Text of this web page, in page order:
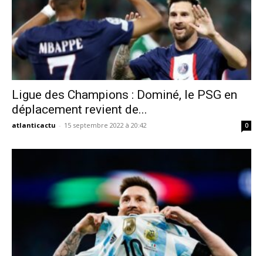
Ligue des Champions : Dominé, le PSG en
déplacement revient de...
atlanticactu - 15 septembre 2022 à 20:42 0